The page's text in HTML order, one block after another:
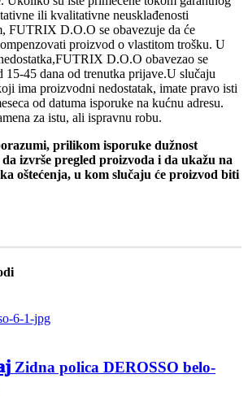
ili kvalitativne neusklađenosti
FUTRIX D.O.O se obavezuje da će
proizvod o vlastitom trošku. U
D.O.O obavezao se
45 dana od trenutka prijave.U slučaju
ima proizvodni nedostatak, imate pravo isti
od datuma isporuke na kućnu adresu.
za istu, ali ispravnu robu.
prilikom isporuke dužnost
izvrše pregled proizvoda i da ukažu na
oštećenja, u kom slučaju će proizvod biti
Zidna polica DEROSSO belo-